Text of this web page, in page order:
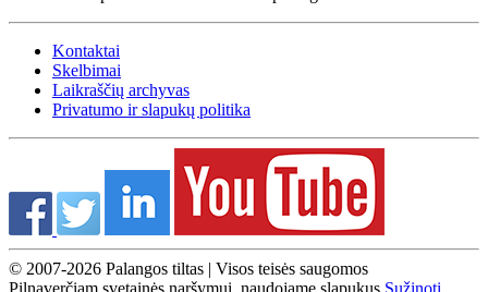
Kontaktai
Skelbimai
Laikraščių archyvas
Privatumo ir slapukų politika
© 2007-2026 Palangos tiltas | Visos teisės saugomos
Pilnaverčiam svetainės naršymui, naudojame slapukus. Sužinoti